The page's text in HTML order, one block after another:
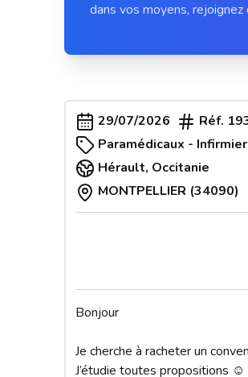
dans vos moyens,
29/07/2026 Réf.
Paramédicaux -
Hérault, Occitanie
MONTPELLIER (34090)
Bonjour
Je cherche à racheter un
J’étudie toutes propositions ☺️